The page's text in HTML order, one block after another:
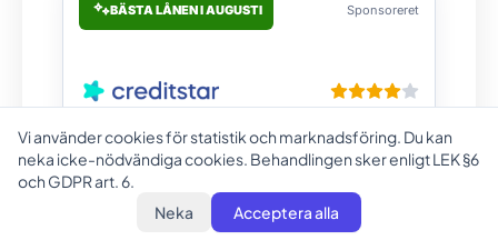
Vi använder cookies för statistik och marknadsföring. Du kan
neka icke-nödvändiga cookies. Behandlingen sker enligt LEK §6
och GDPR art. 6.
Neka
Acceptera alla
BÄSTA LÅNEN I AUGUSTI Sponsoreret
Lånebelopp
10000 - 150000
Löptid
12 - 84 mån.